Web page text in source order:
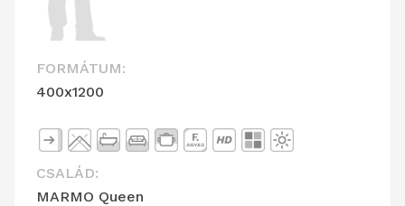
FORMÁTUM:
400x1200
CSALÁD:
MARMO Queen